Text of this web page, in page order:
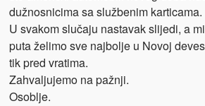
dužnosnicima sa službenim karticama.
U svakom slučaju nastavak slijedi, a
puta želimo sve najbolje u Novoj
tik pred vratima.
Zahvaljujemo na pažnji.
Osoblje.